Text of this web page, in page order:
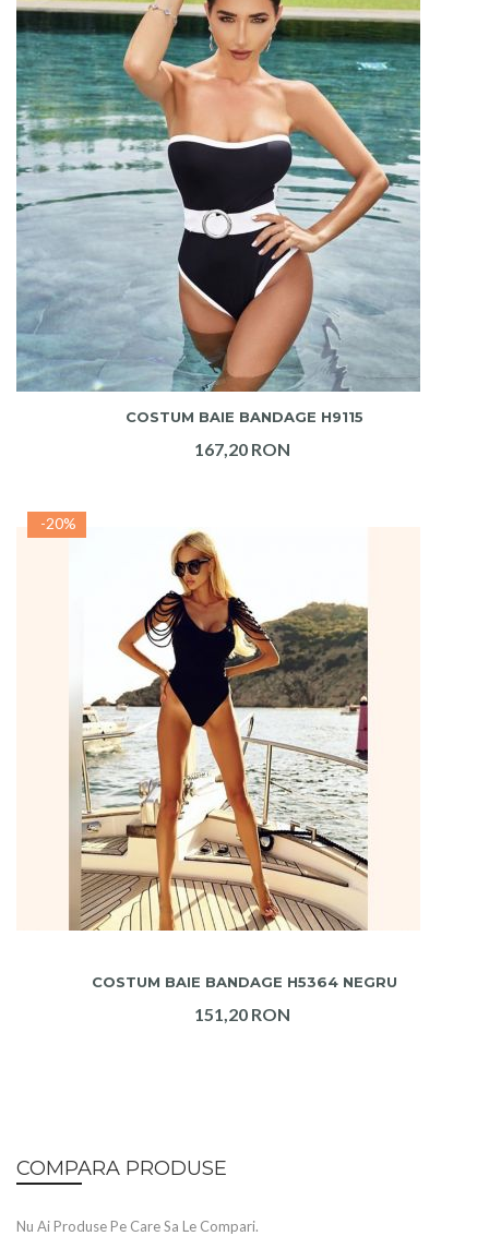
ADAUGA IN COS
COSTUM BAIE BANDAGE H9115
167,20 RON
-20%
COSTUM BAIE BANDAGE H5364 NEGRU
151,20 RON
COMPARA PRODUSE
Nu Ai Produse Pe Care Sa Le Compari.